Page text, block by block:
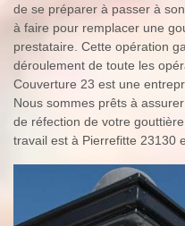
de se préparer à passer à
à faire pour remplacer une
prestataire. Cette opération
déroulement de toute les
Couverture 23 est une
Nous sommes prêts à
de réfection de votre
travail est à Pierrefitte 23130